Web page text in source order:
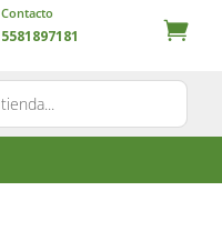
Contacto
5581897181